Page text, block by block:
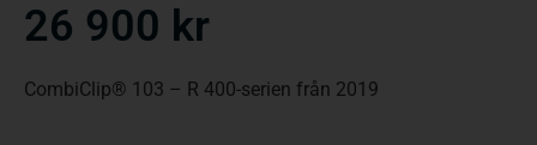
26 900 kr
CombiClip® 103 – R 400-serien från 2019